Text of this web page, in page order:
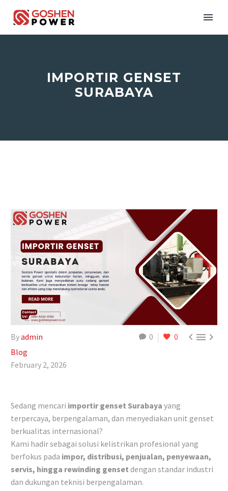
IMPORTIR GENSET
SURABAYA
0 0 
Byadmin
Blog
February 2, 2026
Sedang mencari importir genset Surabaya yang
terpercaya, berpengalaman, dan menyediakan unit genset
berkualitas internasional?
Kami hadir sebagai solusi kelistrikan profesional yang
berfokus pada impor, distribusi, penjualan, penyewaan,
servis, hingga rewinding genset dengan standar industri
dan dukungan teknisi berpengalaman.